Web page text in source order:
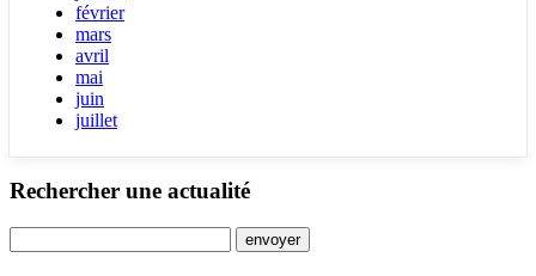
février
mars
avril
mai
juin
juillet
Rechercher une actualité